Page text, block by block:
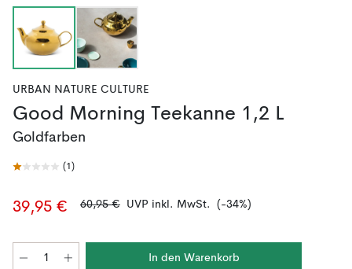
URBAN NATURE CULTURE
Good Morning Teekanne 1,2 L
Goldfarben
(1 )
39,95 € 60,95 € UVP inkl. MwSt. (-34%)
In den Warenkorb